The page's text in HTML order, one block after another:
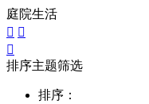
庭院生活
 

排序主题筛选
排序：